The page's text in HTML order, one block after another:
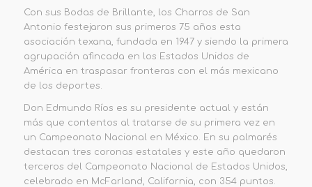
Con sus Bodas de Brillante, los Charros de San
Antonio festejaron sus primeros 75 años esta
asociación texana, fundada en 1947 y siendo la primera
agrupación afincada en los Estados Unidos de
América en traspasar fronteras con el más mexicano
de los deportes.
Don Edmundo Ríos es su presidente actual y están
más que contentos al tratarse de su primera vez en
un Campeonato Nacional en México. En su palmarés
destacan tres coronas estatales y este año quedaron
terceros del Campeonato Nacional de Estados Unidos,
celebrado en McFarland, California, con 354 puntos.